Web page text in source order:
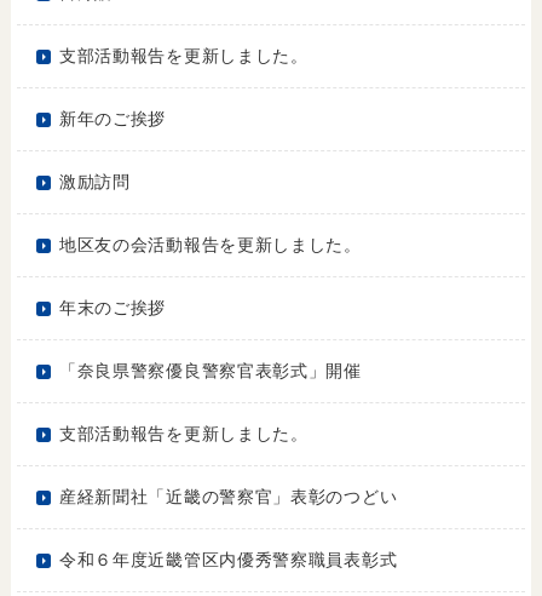
支部活動報告を更新しました。
新年のご挨拶
激励訪問
地区友の会活動報告を更新しました。
年末のご挨拶
「奈良県警察優良警察官表彰式」開催
支部活動報告を更新しました。
産経新聞社「近畿の警察官」表彰のつどい
令和６年度近畿管区内優秀警察職員表彰式